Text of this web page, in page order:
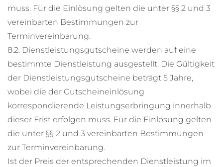
muss. Für die Einlösung gelten die unter §§ 2 und 3
vereinbarten Bestimmungen zur
Terminvereinbarung.
8.2. Dienstleistungsgutscheine werden auf eine
bestimmte Dienstleistung ausgestellt. Die Gültigkeit
der Dienstleistungsgutscheine beträgt 5 Jahre,
wobei die der Gutscheineinlösung
korrespondierende Leistungserbringung innerhalb
dieser Frist erfolgen muss. Für die Einlösung gelten
die unter §§ 2 und 3 vereinbarten Bestimmungen
zur Terminvereinbarung.
Ist der Preis der entsprechenden Dienstleistung im